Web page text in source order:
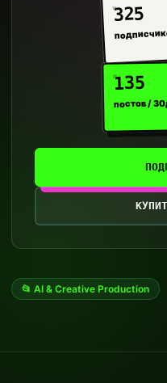
325
135
постов /
📂 AI & Creative Production